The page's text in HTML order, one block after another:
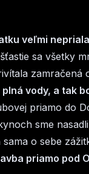
veľmi nepriala
sa všetky
zamračená
vody, a tak
priamo do
sme
o sebe
priamo pod